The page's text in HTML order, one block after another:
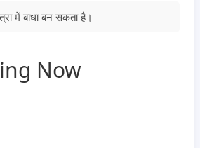
में बाधा बन सकता है।
Now